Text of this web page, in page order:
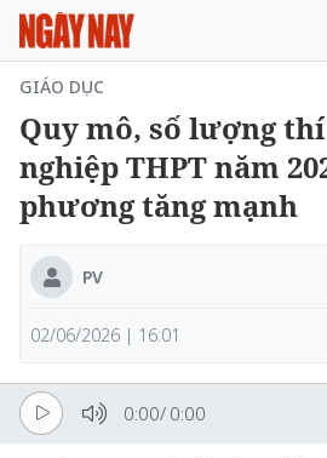
GIÁO DỤC
Quy mô, số lượng
nghiệp THPT năm
phương tăng mạnh
PV
02/06/2026 | 16:01
0:00/ 0:00